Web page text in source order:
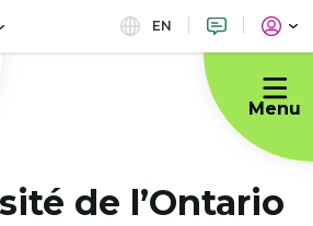
EN
Menu
de l’Ontario